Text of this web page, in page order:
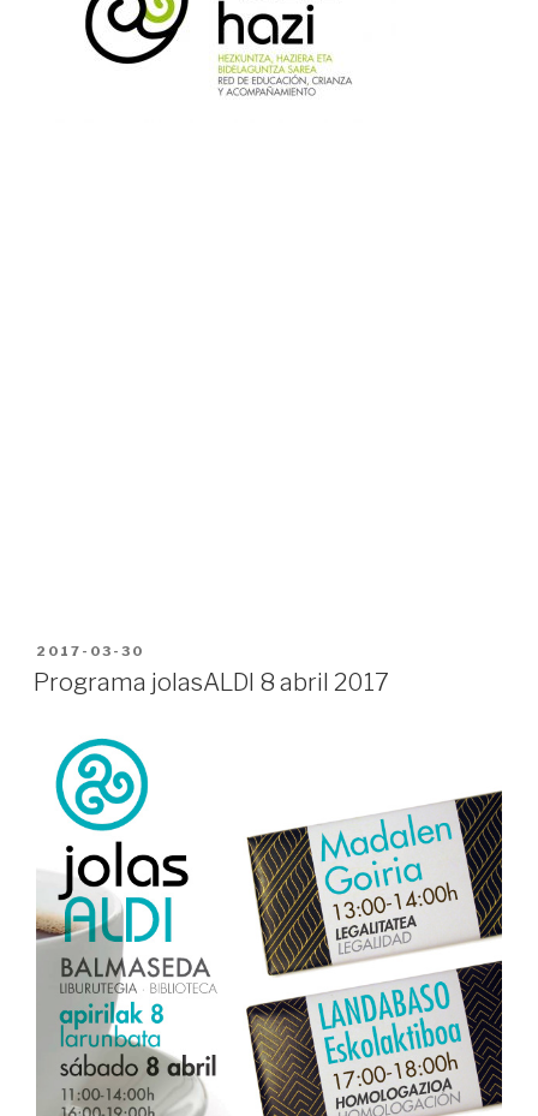
PUBLICADO
EN
2017-03-30
Programa jolasALDI 8 abril 2017